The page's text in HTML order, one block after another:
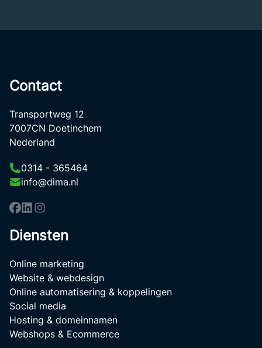
Contact
Transportweg 12
7007CN Doetinchem
Nederland
0314 - 365464
info@dima.nl
Diensten
Online marketing
Website & webdesign
Online automatisering & koppelingen
Social media
Hosting & domeinnamen
Webshops & Ecommerce